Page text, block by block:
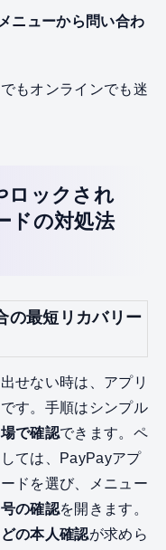
ニューから問い合わ
もオンラインでも迷
ロックされ
ドの対処法
の最短リカバリー
せない時は、アプリ
す。手順はシンプル
で確認できます。ペ
ては、PayPayアプ
ドを選び、メニュー
の確認を開きます。
の本人確認が求めら